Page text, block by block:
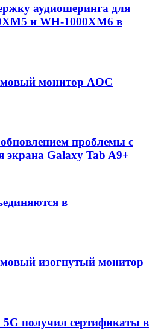
аудиошеринга для
и WH-1000XM6 в
монитор AOC
проблемы с
экрана Galaxy Tab A9+
в
изогнутый монитор
5G получил сертификаты в